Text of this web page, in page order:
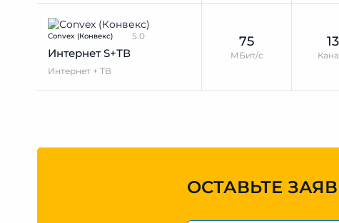
Convex (Конвекс) 5.0
Интернет S+ТВ
Интернет + ТВ
75
МБит/с
ОСТАВЬТЕ